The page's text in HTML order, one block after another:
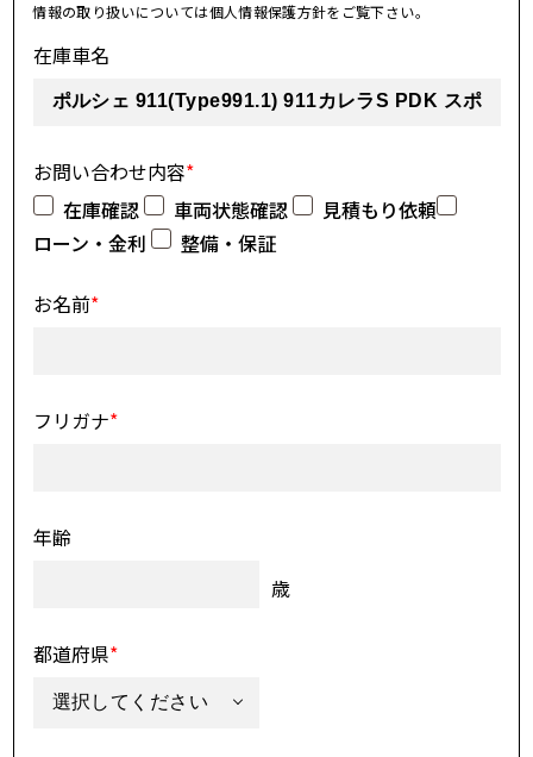
情報の取り扱いについては個人情報保護方針をご覧下さい。
在庫車名
お問い合わせ内容*
在庫確認
車両状態確認
見積もり依頼
ローン・金利
整備・保証
お名前*
フリガナ*
年齢
歳
都道府県*